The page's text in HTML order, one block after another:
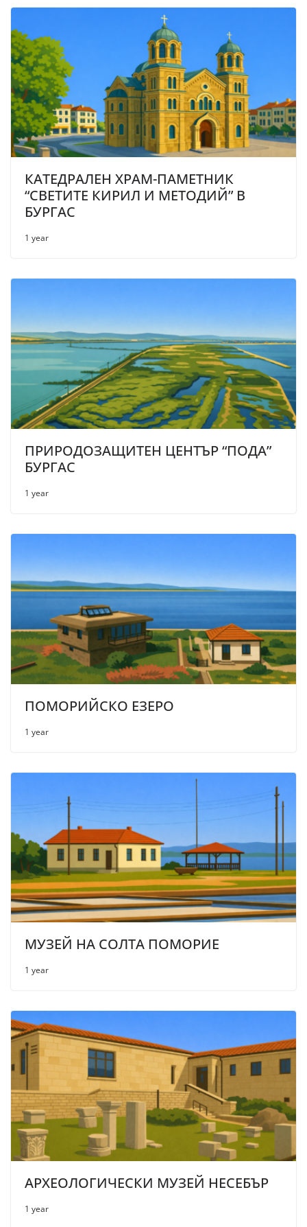
КАТЕДРАЛЕН ХРАМ-ПАМЕТНИК
“СВЕТИТЕ КИРИЛ И МЕТОДИЙ” В
БУРГАС
1 year
ПРИРОДОЗАЩИТЕН ЦЕНТЪР “ПОДА”
БУРГАС
1 year
ПОМОРИЙСКО ЕЗЕРО
1 year
МУЗЕЙ НА СОЛТА ПОМОРИЕ
1 year
АРХЕОЛОГИЧЕСКИ МУЗЕЙ НЕСЕБЪР
1 year